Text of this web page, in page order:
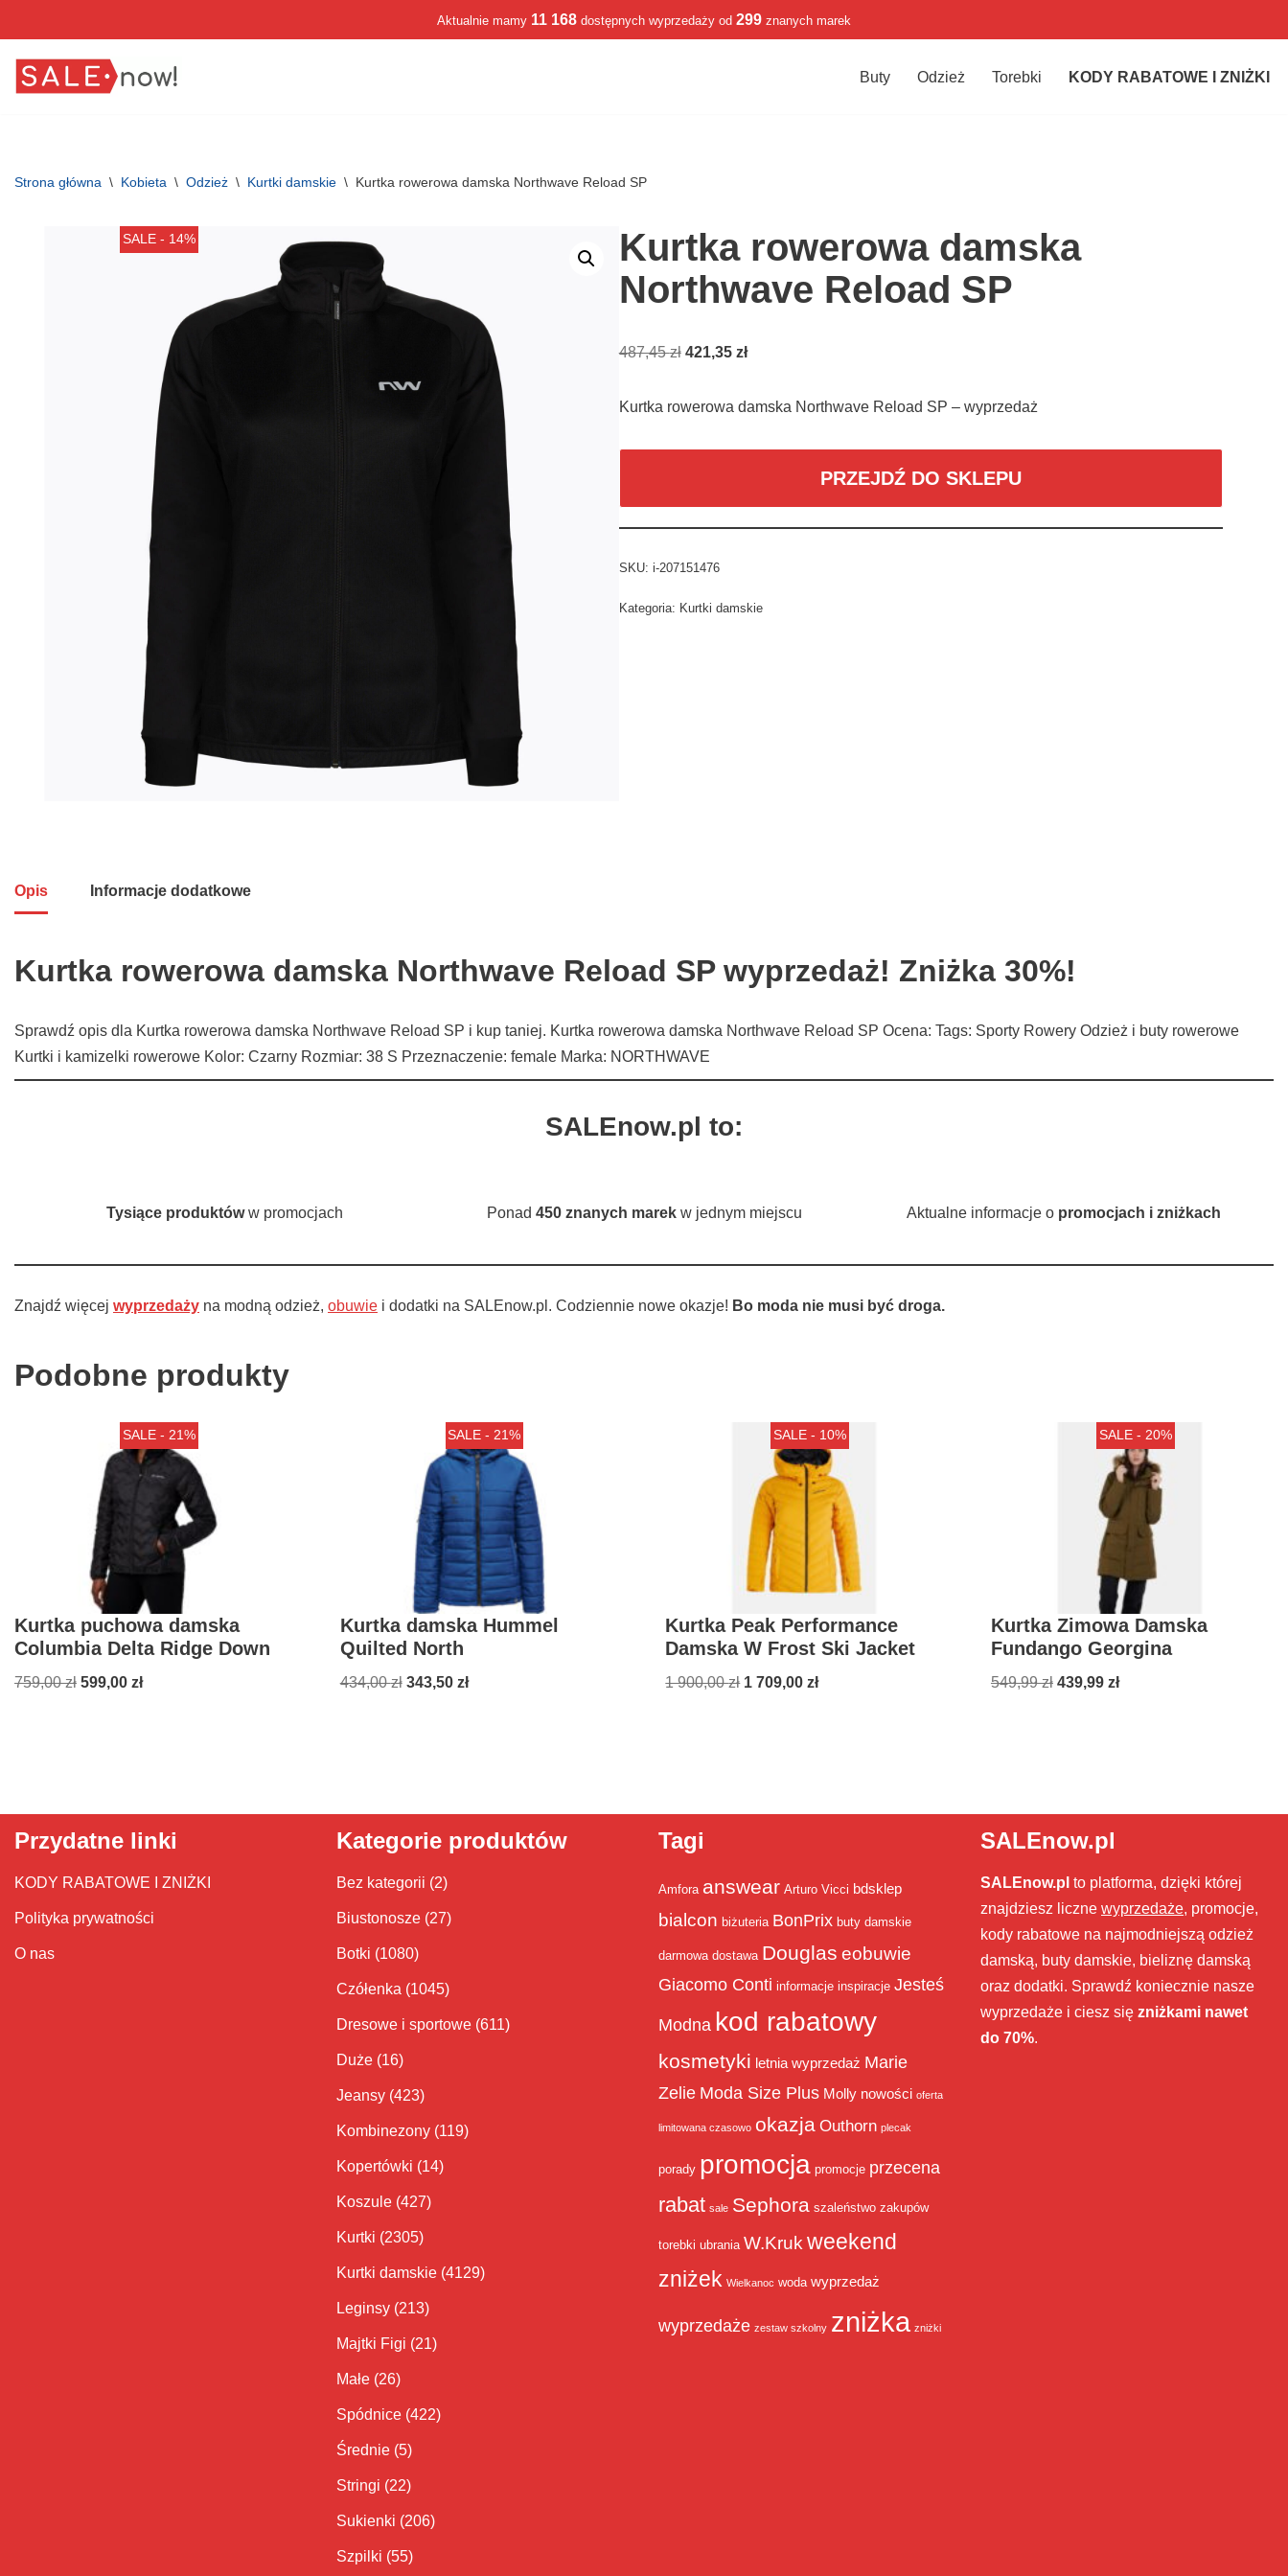
do
Aktualnie mamy 11 168 dostępnych wyprzedaży od 299 znanych marek
Buty Odzież Torebki KODY RABATOWE I ZNIŻKI
Strona główna \ Kobieta \ Odzież \ Kurtki damskie \ Kurtka rowerowa damska Northwave Reload SP
SALE - 14%
Kurtka rowerowa damska
Northwave Reload SP
487,45zł 421,35 zł
Kurtka rowerowa damska Northwave Reload SP – wyprzedaż
PRZEJDŹ DO SKLEPU
SKU: i-207151476
Kategoria: Kurtki damskie
Opis Informacje dodatkowe
Kurtka rowerowa damska Northwave Reload SP wyprzedaż! Zniżka 30%!
Sprawdź opis dla Kurtka rowerowa damska Northwave Reload SP i kup taniej. Kurtka rowerowa damska Northwave Reload SP Ocena: Tags: Sporty Rowery Odzież i buty rowerowe
Kurtki i kamizelki rowerowe Kolor: Czarny Rozmiar: 38 S Przeznaczenie: female Marka: NORTHWAVE
SALEnow.pl to:
Tysiące produktóww promocjach Ponad 450 znanych marekw jednym miejscu Aktualne informacje o promocjach i zniżkach
Znajdź więcej wyprzedaży na modną odzież, obuwie i dodatki na SALEnow.pl. Codziennie nowe okazje! Bo moda nie musi być droga.
Podobne produkty
SALE - 21%
Kurtka puchowa damska
Columbia Delta Ridge Down
759,00zł 599,00 zł
SALE - 21%
Kurtka damska Hummel
Quilted North
434,00zł 343,50 zł
SALE - 10%
Kurtka Peak Performance
Damska W Frost Ski Jacket
1 900,00zł 1 709,00zł
SALE - 20%
Kurtka Zimowa Damska
Fundango Georgina
549,99zł 439,99 zł
Przydatne linki
KODY RABATOWE I ZNIŻKI
Polityka prywatności
O nas
Kategorie produktów
Bez kategorii (2)
Biustonosze (27)
Botki (1080)
Czółenka (1045)
Dresowe i sportowe (611)
Duże (16)
Jeansy (423)
Kombinezony (119)
Kopertówki (14)
Koszule (427)
Kurtki (2305)
Kurtki damskie (4129)
Leginsy (213)
Majtki Figi (21)
Małe (26)
Spódnice (422)
Średnie (5)
Stringi (22)
Sukienki (206)
Szpilki (55)
Tagi
Amfora answear Arturo Vicci bdsklep
bialcon biżuteria BonPrix buty damskie
darmowa dostawa Douglas eobuwie
Giacomo Conti informacje inspiracje Jesteś
Modna kod rabatowy
kosmetyki letnia wyprzedaż Marie
Zelie Moda Size Plus Molly nowości oferta
limitowana czasowo okazja Outhorn plecak
porady promocja promocje przecena
rabat sale Sephora szaleństwo zakupów
torebki ubrania W.Kruk weekend
zniżek Wielkanoc woda wyprzedaż
wyprzedaże zestaw szkolny zniżka zniżki
SALEnow.pl
SALEnow.pl to platforma, dzięki której
znajdziesz liczne wyprzedaże, promocje,
kody rabatowe na najmodniejszą odzież
damską, buty damskie, bieliznę damską
oraz dodatki. Sprawdź koniecznie nasze
wyprzedaże i ciesz się zniżkami nawet
do 70%.